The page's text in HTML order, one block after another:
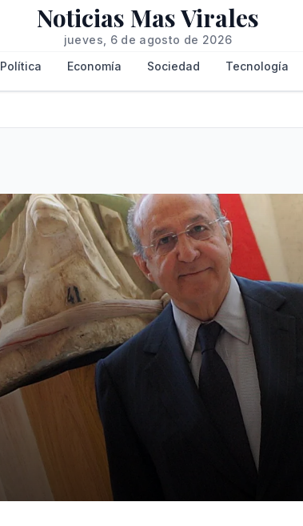
Noticias Mas Virales
jueves, 6 de agosto de 2026
Política Economía Sociedad Tecnología